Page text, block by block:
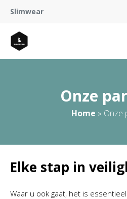
Slimwear
Onze
Home » Onze
Elke stap in
Waar u ook gaat, het is